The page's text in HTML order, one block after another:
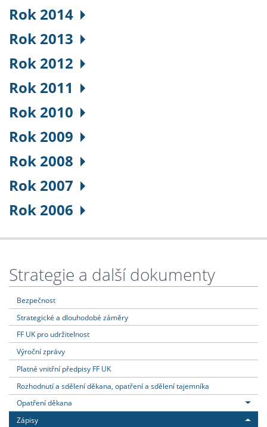
Rok 2014
Rok 2013
Rok 2012
Rok 2011
Rok 2010
Rok 2009
Rok 2008
Rok 2007
Rok 2006
Strategie a další dokumenty
Bezpečnost
Strategické a dlouhodobé záměry
FF UK pro udržitelnost
Výroční zprávy
Platné vnitřní předpisy FF UK
Rozhodnutí a sdělení děkana, opatření a sdělení tajemníka
Opatření děkana
Zápisy